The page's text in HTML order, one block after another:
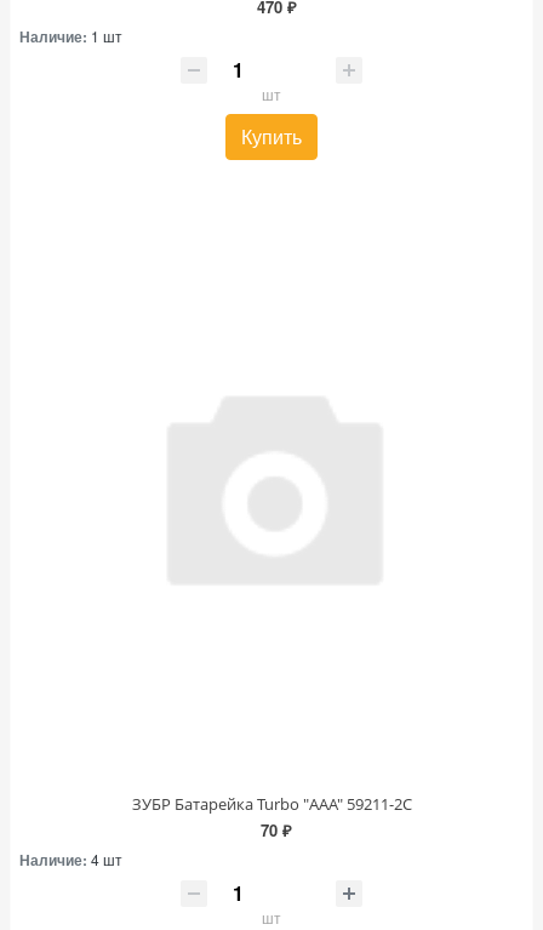
470 ₽
Наличие: 1 шт
шт
Купить
ЗУБР Батарейка Turbo "ААА" 59211-2С
70 ₽
Наличие: 4 шт
шт